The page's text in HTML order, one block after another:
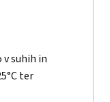
suhih in
ter